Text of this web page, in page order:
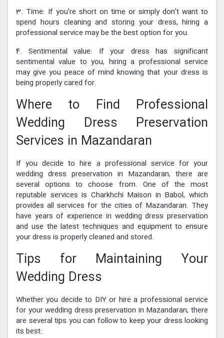
3. Time: If you're short on time or simply don't want to
spend hours cleaning and storing your dress, hiring a
professional service may be the best option for you.
4. Sentimental value: If your dress has significant
sentimental value to you, hiring a professional service
may give you peace of mind knowing that your dress is
being properly cared for.
Where to Find Professional
Wedding Dress Preservation
Services in Mazandaran
If you decide to hire a professional service for your
wedding dress preservation in Mazandaran, there are
several options to choose from. One of the most
reputable services is Charkhchi Maison in Babol, which
provides all services for the cities of Mazandaran. They
have years of experience in wedding dress preservation
and use the latest techniques and equipment to ensure
your dress is properly cleaned and stored.
Tips for Maintaining Your
Wedding Dress
Whether you decide to DIY or hire a professional service
for your wedding dress preservation in Mazandaran, there
are several tips you can follow to keep your dress looking
its best: